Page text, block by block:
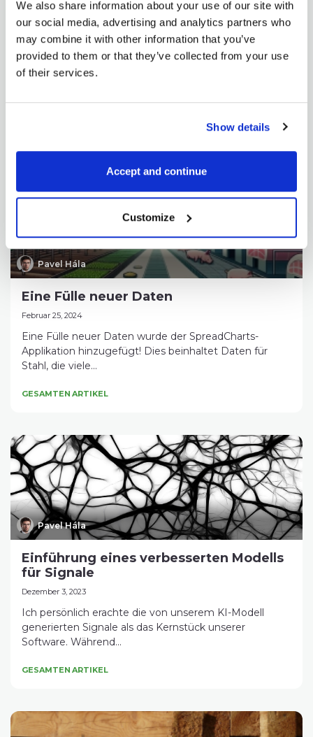
We also share information about your use of our site with
our social media, advertising and analytics partners who
may combine it with other information that you’ve
provided to them or that they’ve collected from your use
of their services.
Show details
Accept and continue
Customize
Pavel Hála
Einführung von Rohstoffen in Singapur
März 11, 2024
dürfen, dass wir eine Lizenz zur Verbreitung von...
Pavel Hála
Eine Fülle neuer Daten
Februar 25, 2024
Eine Fülle neuer Daten wurde der SpreadCharts-
Applikation hinzugefügt! Dies beinhaltet Daten für
Stahl, die viele...
GESAMTEN ARTIKEL
Pavel Hála
Einführung eines verbesserten Modells
für Signale
Dezember 3, 2023
Ich persönlich erachte die von unserem KI-Modell
generierten Signale als das Kernstück unserer
Software. Während...
GESAMTEN ARTIKEL